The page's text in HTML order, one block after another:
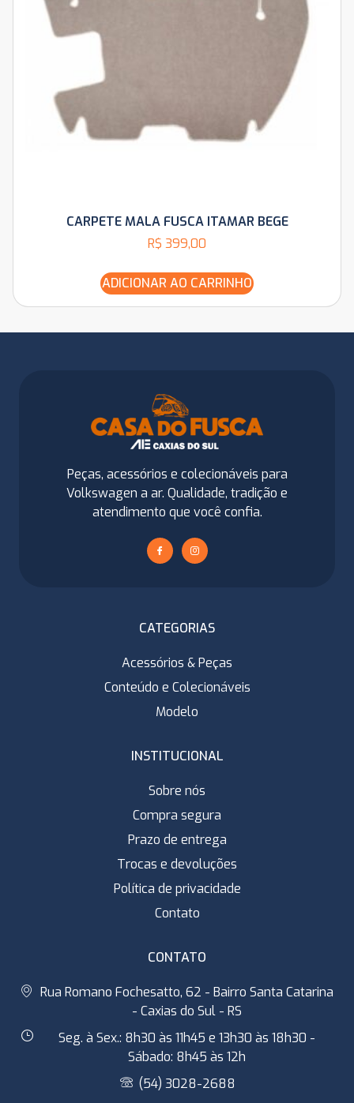
CARPETE MALA FUSCA ITAMAR BEGE
R$ 399,00
ADICIONAR AO CARRINHO
Peças, acessórios e colecionáveis para
Volkswagen a ar. Qualidade, tradição e
atendimento que você confia.
CATEGORIAS
Acessórios & Peças
Conteúdo e Colecionáveis
Modelo
INSTITUCIONAL
Sobre nós
Compra segura
Prazo de entrega
Trocas e devoluções
Política de privacidade
Contato
CONTATO
Rua Romano Fochesatto, 62 - Bairro Santa Catarina
- Caxias do Sul - RS
Seg. à Sex.: 8h30 às 11h45 e 13h30 às 18h30 -
Sábado: 8h45 às 12h
(54) 3028-2688